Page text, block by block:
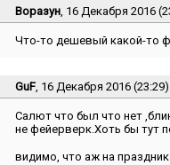
Воразун , 16 Декабря 2016
Что-то дешевый какой-то
GuF , 16 Декабря 2016 (23:29)
Салют что был что нет
не фейерверк.Хоть бы тут
видимо, что аж на